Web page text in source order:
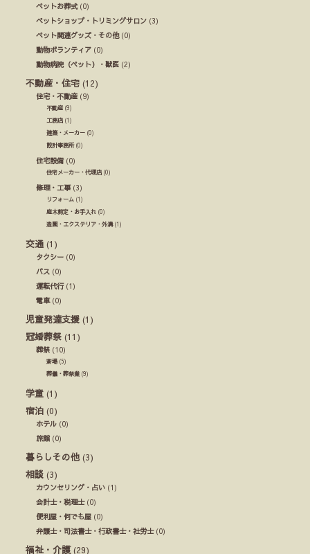
ペットお葬式(0)
ペットショップ・トリミングサロン (3)
ペット関連グッズ・その他(0)
動物ボランティア (0)
動物病院（ペット）・獣医 (2)
不動産・住宅 (12)
住宅・不動産 (9)
不動産 (9)
工務店 (1)
建築・メーカー (0)
設計事務所(0)
住宅設備(0)
住宅メーカー・代理店 (0)
修理・工事(3)
リフォーム (1)
庭木剪定・お手入れ (0)
造園・エクステリア・外溝(1)
交通 (1)
タクシー (0)
バス (0)
運転代行(1)
電車(0)
児童発達支援 (1)
冠婚葬祭 (11)
葬祭(10)
斎場(5)
葬儀・葬祭業 (9)
学童 (1)
宿泊 (0)
ホテル (0)
旅館 (0)
暮らしその他 (3)
相談 (3)
カウンセリング・占い (1)
会計士・税理士(0)
便利屋・何でも屋 (0)
弁護士・司法書士・行政書士・社労士(0)
福祉・介護(29)